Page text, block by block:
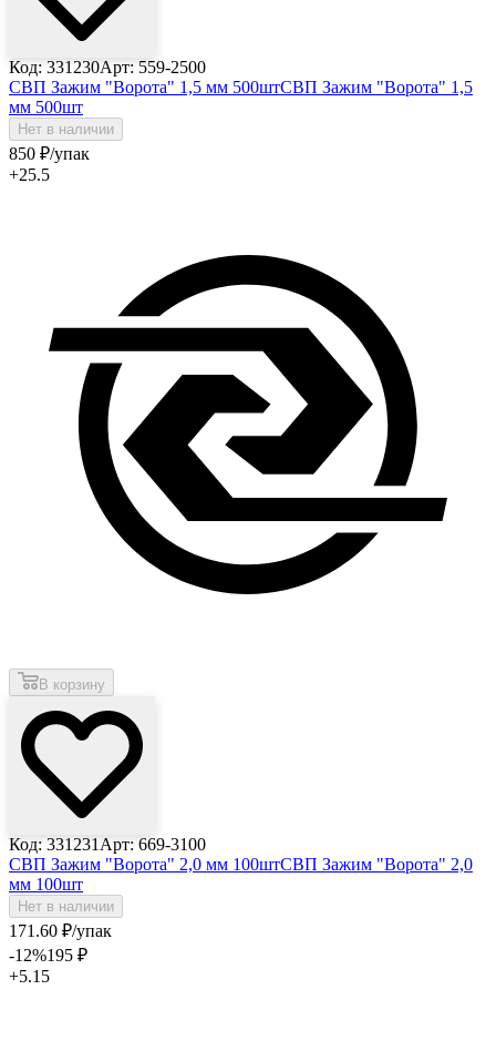
Код: 331230Арт: 559-2500
СВП Зажим "Ворота" 1,5 мм 500штСВП Зажим "Ворота" 1,5
мм 500шт
Нет в наличии
850 ₽/упак
+25.5
В корзину
Код: 331231 Арт: 669-3100
СВП Зажим "Ворота" 2,0 мм 100штСВП Зажим "Ворота" 2,0
мм 100шт
Нет в наличии
171 .60 ₽/упак
-12%195 ₽
+5.15